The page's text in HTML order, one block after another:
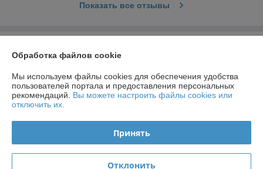
Показать все отзывы
Контакты
Доставка и оплата
Полная версия сайта
Обработка файлов cookie
Мы используем файлы cookies для обеспечения удобства
пользователей портала и предоставления персональных
рекомендаций. Вы можете настроить файлы cookies или
отключить их.
Принять
Отклонить